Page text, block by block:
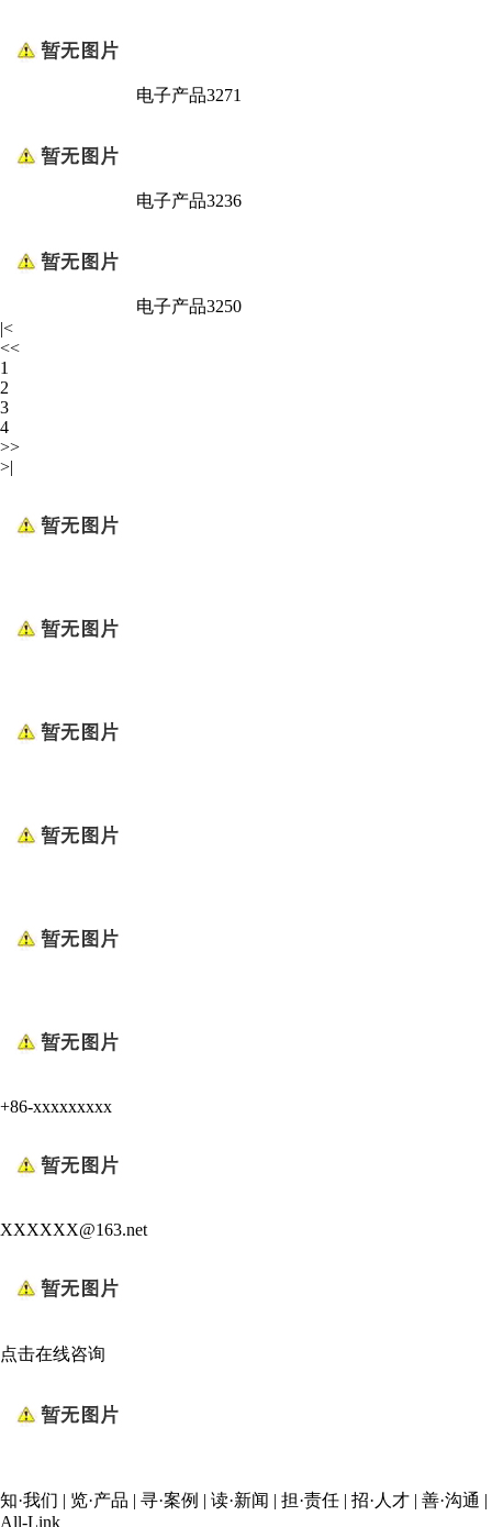
电子产品3271
电子产品3236
电子产品3250
|<
<<
1
2
3
4
>>
>|
+86-xxxxxxxxx
XXXXXX@163.net
点击在线咨询
知·我们 | 览·产品 | 寻·案例 | 读·新闻 | 担·责任 | 招·人才 | 善·沟通 |
All-Link